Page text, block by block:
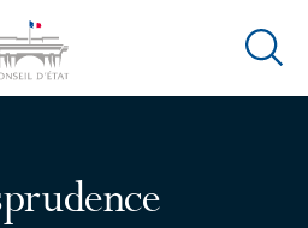
Ouvrir